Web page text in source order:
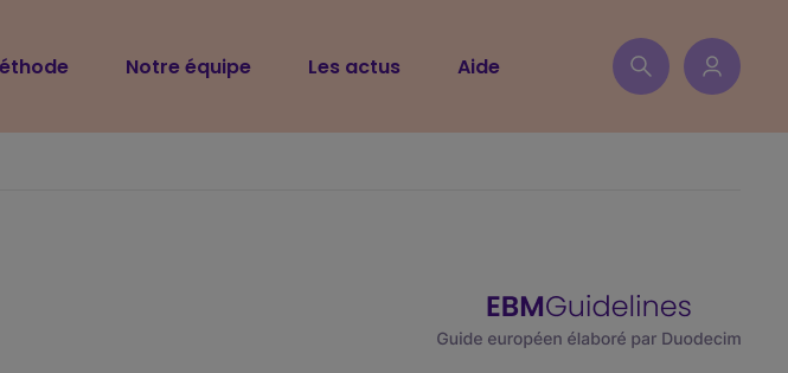
Notre équipe Les actus Aide